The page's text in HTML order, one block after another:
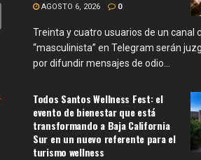
AGOSTO 6, 2026 0
Treinta y cuatro usuarios de un canal
“masculinista” en Telegram serán
por difundir mensajes de odio...
Todos Santos Wellness Fest: el
evento de bienestar que está
transformando a Baja California
Sur en un nuevo referente para el
turismo wellness